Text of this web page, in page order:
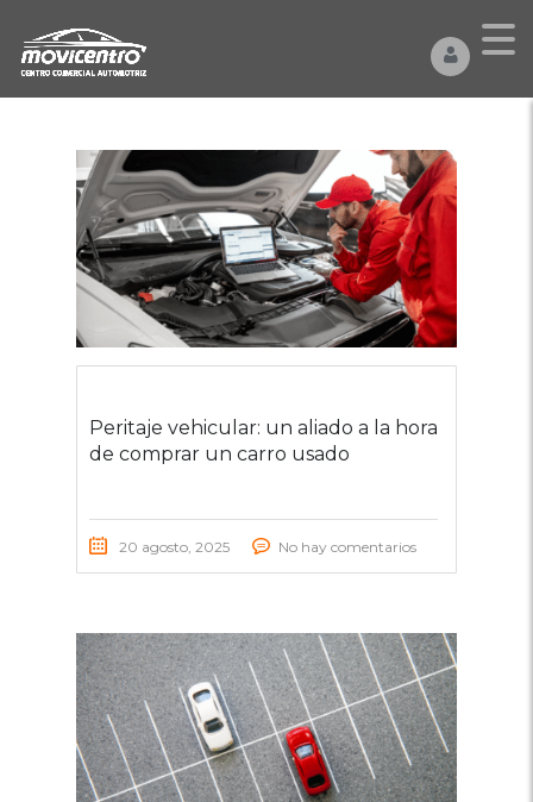
Peritaje vehicular: un aliado a la hora
de comprar un carro usado
20 agosto, 2025 No hay comentarios